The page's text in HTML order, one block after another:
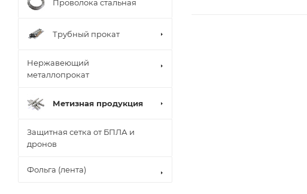
Проволока стальная
Трубный прокат
Нержавеющий
металлопрокат
Метизная продукция
Защитная сетка от БПЛА и
дронов
Фольга (лента)